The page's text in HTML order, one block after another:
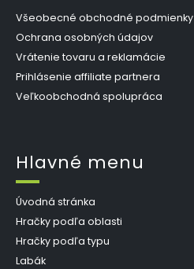
Všeobecné obchodné podmienky
Ochrana osobných údajov
Vrátenie tovaru a reklamácie
Prihlásenie affiliate partnera
Veľkoobchodná spolupráca
Hlavné menu
Úvodná stránka
Hračky podľa oblasti
Hračky podľa typu
Labák